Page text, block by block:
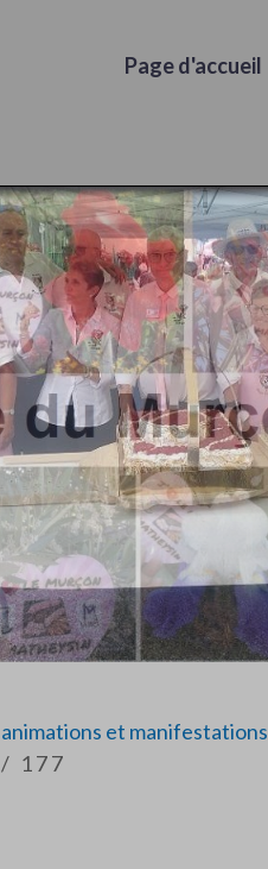
Page d'accueil
et manifestations
1 7 7